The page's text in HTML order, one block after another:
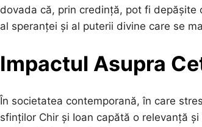
dovada că, prin credință, pot fi depășite
al speranței și al puterii divine care se
Impactul Asupra
În societatea contemporană, în care
sfinților Chir și Ioan capătă o relevanță